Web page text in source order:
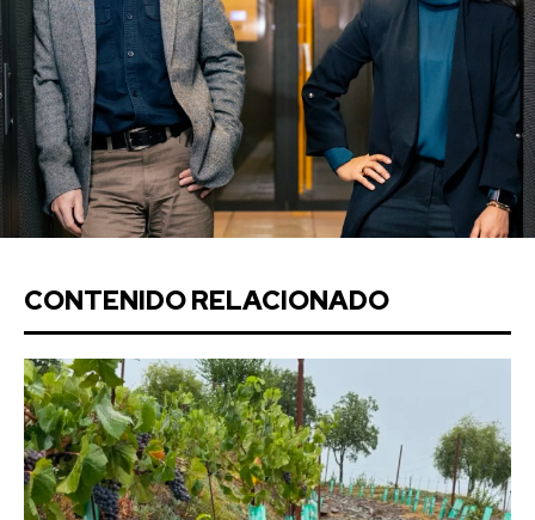
CONTENIDO RELACIONADO